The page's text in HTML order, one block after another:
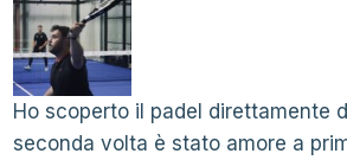
Ho scoperto il padel direttamente
seconda volta è stato amore a